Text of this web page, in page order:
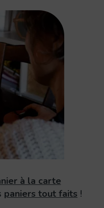
à la carte
paniers tout faits !